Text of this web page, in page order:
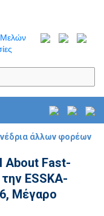
Μελών
άλλων φορέων
About Fast-
ESSKA-
Μέγαρο